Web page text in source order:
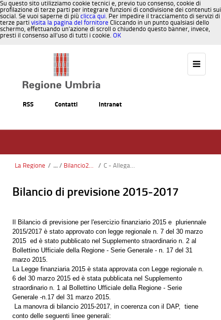
Su questo sito utilizziamo cookie tecnici e, previo tuo consenso, cookie di
profilazione di terze parti per integrare funzioni di condivisione dei contenuti sui
social. Se vuoi saperne di più clicca qui. Per impedire il tracciamento di servizi di
terze parti visita la pagina del fornitore Cliccando in un punto qualsiasi dello
schermo, effettuando un’azione di scroll o chiudendo questo banner, invece,
presti il consenso all’uso di tutti i cookie. OK
RSS Contatti Intranet
La Regione / Bilancio2015(test) / C - Allegato B - Bilancio finanziario gestionale entrate-spese
Bilancio di previsione 2015-2017
Il Bilancio di previsione per l'esercizio finanziario 2015 e pluriennale
2015/2017 è stato approvato con legge regionale n. 7 del 30 marzo
2015 ed è stato pubblicato nel Supplemento straordinario n. 2 al
Bollettino Ufficiale della Regione - Serie Generale - n. 17 del 31
marzo 2015.
La Legge finanziaria 2015 è stata approvata con Legge regionale n.
6 del 30 marzo 2015 ed è stata pubblicata nel Supplemento
straordinario n. 1 al Bollettino Ufficiale della Regione - Serie
Generale -n.17 del 31 marzo 2015.
La manovra di bilancio 2015-2017, in coerenza con il DAP, tiene
conto delle seguenti linee generali: